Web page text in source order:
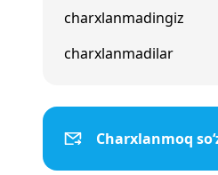
charxlanmadingiz
charxlanmadilar
Charxlanmoq